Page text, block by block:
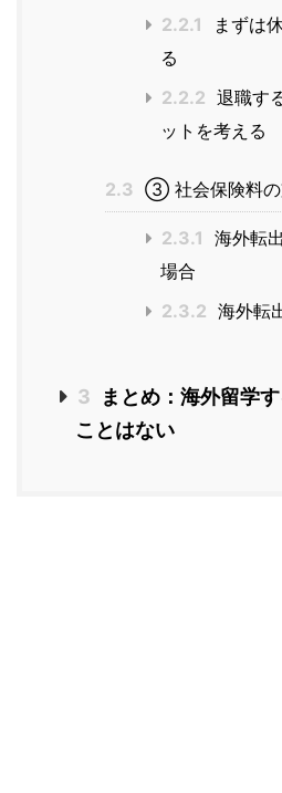
2.2.1
まずは
る
2.2.2 退職す
ットを考える
2.3 ③ 社会保険料の
2.3.1 海外転
場合
2.3.2 海外転
3
まとめ：海外留学
ことはない